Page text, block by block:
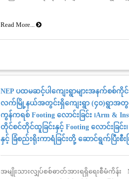
Read More...
NEP ပထမဆင့်ပါကျေးရွာများအနက်စစ်ကို
လက်မြို့နယ်အတွင်းရှိကျေးရွာ (၄၀)ရွာအတွက်
ကွန်ကရစ် Footing လောင်းခြင်း ၊Arm &
တိုင်စင်တိုင်ထူခြင်းနှင့် Footing လောင်းခြင်း၊
နှင့် ခြံစည်းရိုးကာရံခြင်းတို့ ဆောင်ရွက်ပြီးစီးခ
အမျိုးသားလျှပ်စစ်ဓာတ်အားရရှိရေးစီမံကိန်း